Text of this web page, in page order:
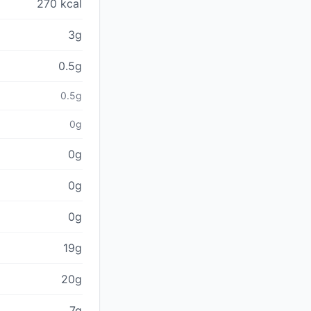
270 kcal
3g
0.5g
0.5g
0g
0g
0g
0g
19g
20g